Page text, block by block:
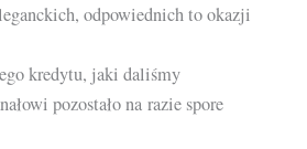
odpowiednich to okazji
kredytu, jaki daliśmy
pozostało na razie spore